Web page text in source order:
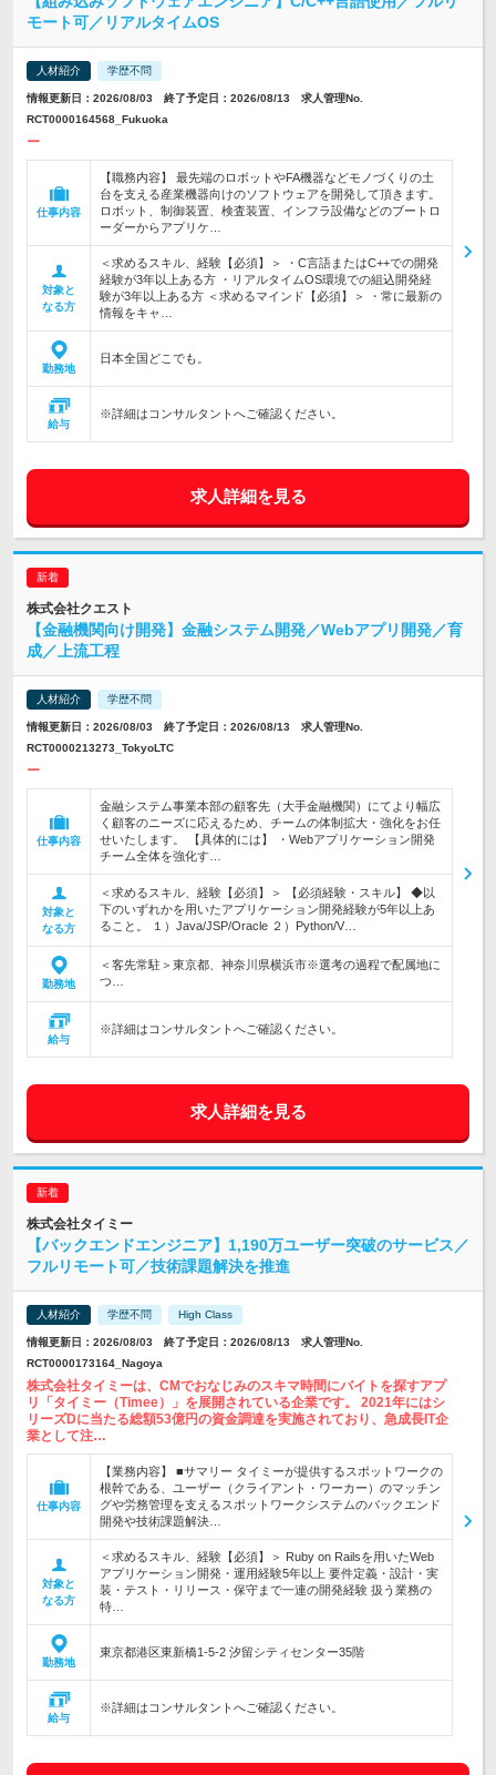
モート可／リアルタイムOS
人材紹介 学歴不問
情報更新日：2026/08/03 終了予定日：2026/08/13 求人管理No.
RCT0000164568_Fukuoka
ー
仕事内容
【職務内容】 最先端のロボットやFA機器などモノづくりの土
台を支える産業機器向けのソフトウェアを開発して頂きます。
ロボット、制御装置、検査装置、インフラ設備などのブートロ
ーダーからアプリケ…
対象と
なる方
＜求めるスキル、経験【必須】＞ ・C言語またはC++での開発
経験が3年以上ある方 ・リアルタイムOS環境での組込開発経
験が3年以上ある方 ＜求めるマインド【必須】＞ ・常に最新の
情報をキャ…
勤務地
日本全国どこでも。
給与
※詳細はコンサルタントへご確認ください。
求人詳細を見る
株式会社クエスト
【金融機関向け開発】金融システム開発／Webアプリ開発／育
成／上流工程
人材紹介 学歴不問
情報更新日：2026/08/03 終了予定日：2026/08/13 求人管理No.
RCT0000213273_TokyoLTC
ー
仕事内容
金融システム事業本部の顧客先（大手金融機関）にてより幅広
く顧客のニーズに応えるため、チームの体制拡大・強化をお任
せいたします。 【具体的には】 ・Webアプリケーション開発
チーム全体を強化す…
対象と
なる方
＜求めるスキル、経験【必須】＞ 【必須経験・スキル】 ◆以
下のいずれかを用いたアプリケーション開発経験が5年以上あ
ること。 １）Java/JSP/Oracle ２）Python/V…
勤務地
＜客先常駐＞東京都、神奈川県横浜市※選考の過程で配属地に
つ…
給与
※詳細はコンサルタントへご確認ください。
求人詳細を見る
株式会社タイミー
【バックエンドエンジニア】1,190万ユーザー突破のサービス／
フルリモート可／技術課題解決を推進
人材紹介 学歴不問 High Class
情報更新日：2026/08/03 終了予定日：2026/08/13 求人管理No.
RCT0000173164_Nagoya
株式会社タイミーは、CMでおなじみのスキマ時間にバイトを探すアプ
リ「タイミー（Timee）」を展開されている企業です。 2021年にはシ
リーズDに当たる総額53億円の資金調達を実施されており、急成長IT企
業として注…
仕事内容
【業務内容】 ■サマリー タイミーが提供するスポットワークの
根幹である、ユーザー（クライアント・ワーカー）のマッチン
グや労務管理を支えるスポットワークシステムのバックエンド
開発や技術課題解決…
対象と
なる方
＜求めるスキル、経験【必須】＞ Ruby on Railsを用いたWeb
アプリケーション開発・運用経験5年以上 要件定義・設計・実
装・テスト・リリース・保守まで一連の開発経験 扱う業務の
特…
勤務地
東京都港区東新橋1-5-2 汐留シティセンター35階
給与
※詳細はコンサルタントへご確認ください。